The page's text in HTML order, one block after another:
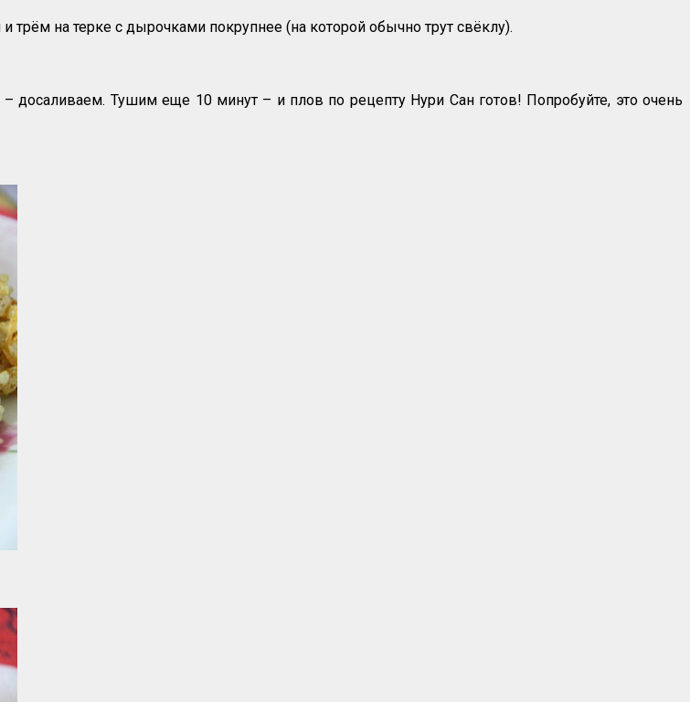
на терке с дырочками покрупнее (на которой обычно трут свёклу).
Тушим еще 10 минут – и плов по рецепту Нури Сан готов! Попробуйте, это очень